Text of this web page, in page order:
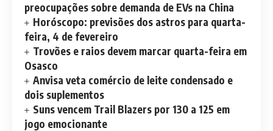
preocupações sobre demanda de EVs na China
Horóscopo: previsões dos astros para quarta-
feira, 4 de fevereiro
Trovões e raios devem marcar quarta-feira em
Osasco
Anvisa veta comércio de leite condensado e
dois suplementos
Suns vencem Trail Blazers por 130 a 125 em
jogo emocionante